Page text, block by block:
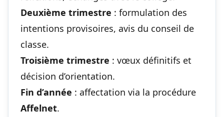
Deuxième trimestre : formulation des
intentions provisoires, avis du conseil de
classe.
Troisième trimestre : vœux définitifs et
décision d’orientation.
Fin d’année : affectation via la procédure
Affelnet.